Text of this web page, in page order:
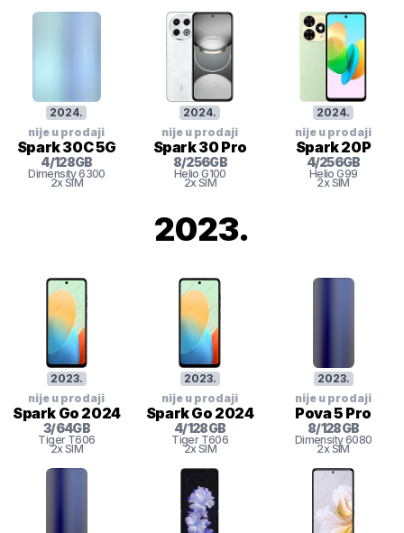
2024.
nije u prodaji
Spark 30C 5G
4/128GB
Dimensity 6300
2x SIM
2024.
nije u prodaji
Spark 30 Pro
8/256GB
Helio G100
2x SIM
2024.
nije u prodaji
Spark 20P
4/256GB
Helio G99
2x SIM
2023.
2023.
nije u prodaji
Spark Go 2024
3/64GB
Tiger T606
2x SIM
2023.
nije u prodaji
Spark Go 2024
4/128GB
Tiger T606
2x SIM
2023.
nije u prodaji
Pova 5 Pro
8/128GB
Dimensity6080
2x SIM